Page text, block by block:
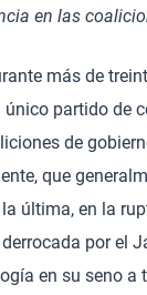
en las
más de
partido de
de
que
última, en la
por el
en su seno a